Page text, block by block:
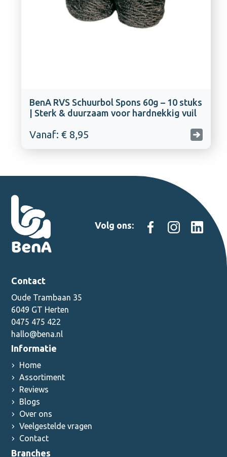
BenA RVS Schuurbol Spons 60g – 10 stuks
| Sterk & duurzaam voor hardnekkig vuil
Vanaf: € 8,95
Volg ons:
Contact
Oude Trambaan 35
6049 GT Herten
0475 475 422
hallo@bena.nl
Informatie
Home
Assortiment
Reviews
Blogs
Over ons
Veelgestelde vragen
Contact
Branches